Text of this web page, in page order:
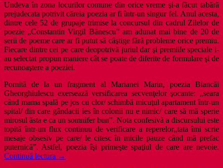
Undeva în zona locurilor comune din orice vreme şi-a făcut tabără
prejudecata potrivit căreia poezia ar fi într-un singur fel. Anul acesta,
dintre cele 52 de grupaje trimise la concursul din cadrul Zilelor de
poezie „Constantin Virgil Bănescu” am adunat mai bine de 20 de
serii de poeme care ar fi putut să câştige fără probleme orice premiu.
Fiecare dintre cei pe care deopotrivă juriul dar şi premiile speciale i-
au selectat propun maniere cât se poate de diferite de formulare şi de
recunoaştere a poeziei.
Pornită de la un fragment al Marianei Marin, poezia Biancăi
Gheorghiulescu exersează versificarea secvenţelor şocante: „seara
când mama spală pe jos cu clor/ schimbă micuţul apartament într-un
spital/ din care gândacii ies în colonii nu e nimic/ care să mă sperie
mirosul ăsta e ca un somnifer bun”. Nota confesivă a discursului este
topită într-un flux continuu de verificare a reperelor„tata îmi scrie
mesaje obsesiv pe care/ le citesc în micile pauze când mă prefac
puternică”. Astfel, poezia îşi primeşte spaţiul de care are nevoie.
Continuă lectura Sezon
→